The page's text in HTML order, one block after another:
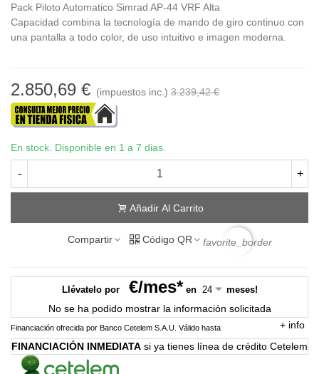
Pack Piloto Automatico Simrad AP-44 VRF Alta
Capacidad combina la tecnología de mando de giro continuo con
una pantalla a todo color, de uso intuitivo e imagen moderna.
2.850,69 € (impuestos inc.) 3.239,42 €
En stock. Disponible en 1 a 7 dias.
- +
Añadir Al Carrito
Compartir Código QR favorite_border
Llévatelo por €/mes*en meses!
No se ha podido mostrar la información solicitada
Financiación ofrecida por Banco Cetelem S.A.U. Válido hasta + info
FINANCIACIÓN INMEDIATA si ya tienes línea de crédito Cetelem